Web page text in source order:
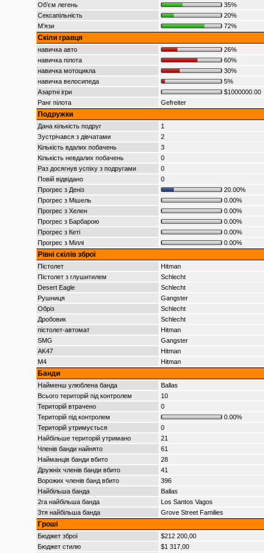
Об’єм легень
35%
Сексапільність
20%
М’язи
72%
Скіли гравця
навичка авто
26%
навичка пілота
60%
навичка мотоцикла
30%
навичка велосипеда
5%
Азартні ігри
$1000000.00
Ранг пілота
Gefreiter
Подружки
Дана кількість подруг
1
Зустрічався з дівчатами
2
Кількість вдалих побачень
3
Кількість невдалих побачень
0
Раз досягнув успіху з подругами
0
Повій відвідано
0
Прогрес з Деніз
20.00%
Прогрес з Мішель
0.00%
Прогрес з Хелен
0.00%
Прогрес з Барбарою
0.00%
Прогрес з Кеті
0.00%
Прогрес з Міллі
0.00%
Рівні скілів зброї
Пістолет
Hitman
Пістолет з глушитилем
Schlecht
Desert Eagle
Schlecht
Рушниця
Gangster
Обріз
Schlecht
Дробовик
Schlecht
пістолет-автомат
Hitman
SMG
Gangster
AK47
Hitman
M4
Hitman
Банди
Найменш улюблена банда
Ballas
Всього територій під контролем
10
Територій втрачено
0
Територій під контролем
0.00%
Територій утримується
0
Найбільше територій утримано
21
Членів банди найнято
61
Найманців банди вбито
28
Дружніх членів банди вбито
41
Ворожих членів банд вбито
396
Найбільша банда
Ballas
2га найбільша банда
Los Santos Vagos
3тя найбільша банда
Grove Street Families
Гроші
Бюджет зброї
$212 200,00
Бюджет стилю
$1 317,00